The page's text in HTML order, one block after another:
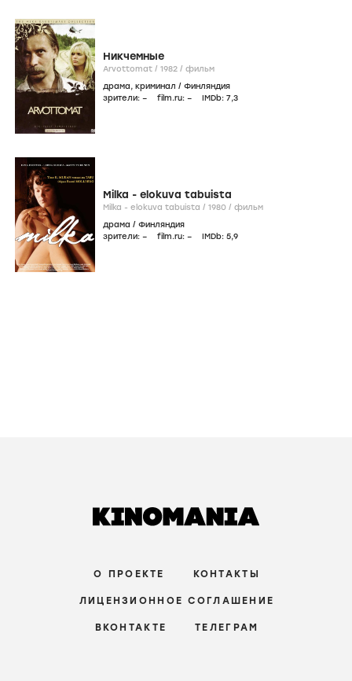
Никчемные
Arvottomat / 1982 / фильм
драма, криминал / Финляндия
зрители: – film.ru: – IMDb: 7,3
Milka - elokuva tabuista
Milka - elokuva tabuista / 1980 / фильм
драма / Финляндия
зрители: – film.ru: – IMDb: 5,9
О ПРОЕКТЕ КОНТАКТЫ
ЛИЦЕНЗИОННОЕ СОГЛАШЕНИЕ
ВКОНТАКТЕ ТЕЛЕГРАМ